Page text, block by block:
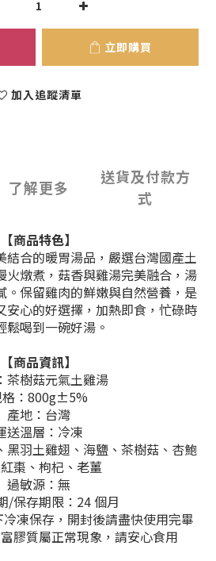
立即購買
加入追蹤清單
了解更多
送貨及付款方
式
【商品特色】
結合的暖胃湯品，嚴選台灣國產土
火燉煮，菇香與雞湯完美融合，湯
。保留雞肉的鮮嫩與自然營養，是
安心的好選擇，加熱即食，忙碌時
鬆喝到一碗好湯。
【商品資訊】
茶樹菇元氣土雞湯
：800g±5%
產地：台灣
送溫層：冷凍
黑羽土雞翅、海鹽、茶樹菇、杏鮑
棗、枸杞、老薑
過敏源：無
/保存期限：24 個月
凍保存，開封後請盡快使用完畢
膠質屬正常現象，請安心食用